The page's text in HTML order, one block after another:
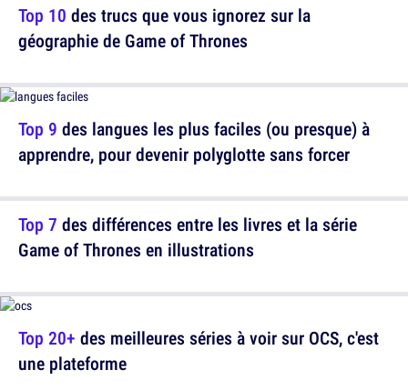
Top 10 des trucs que vous ignorez sur la
géographie de Game of Thrones
Top 7 des différences entre les livres et la série
Game of Thrones en illustrations
Top 9 des langues les plus faciles (ou presque) à
apprendre, pour devenir polyglotte sans forcer
Top 20+ des meilleures séries à voir sur OCS, c'est
une plateforme